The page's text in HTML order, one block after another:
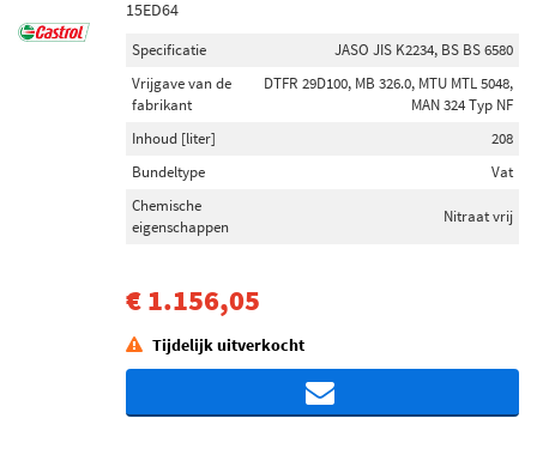
15ED64
Specificatie
JASO JIS K2234, BS BS 6580
Vrijgave van de
fabrikant
DTFR 29D100, MB 326.0, MTU MTL 5048,
MAN 324 Typ NF
Inhoud [liter]
208
Bundeltype
Vat
Chemische
eigenschappen
Nitraat vrij
€ 1.156,05
Tijdelijk uitverkocht